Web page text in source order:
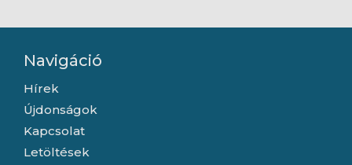
Navigáció
Hírek
Újdonságok
Kapcsolat
Letöltések